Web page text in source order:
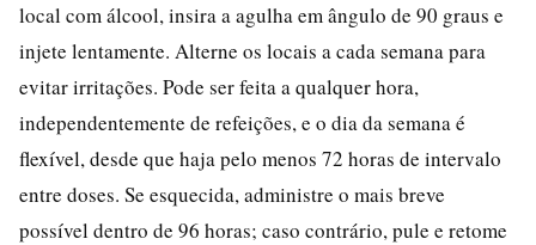
local com álcool, insira a agulha em ângulo de 90 graus e
injete lentamente. Alterne os locais a cada semana para
evitar irritações. Pode ser feita a qualquer hora,
independentemente de refeições, e o dia da semana é
flexível, desde que haja pelo menos 72 horas de intervalo
entre doses. Se esquecida, administre o mais breve
possível dentro de 96 horas; caso contrário, pule e retome